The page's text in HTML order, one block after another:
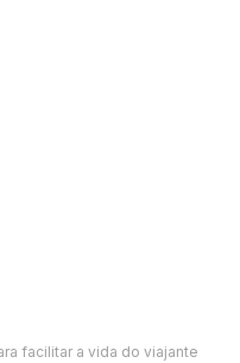
facilitar a vida do viajante